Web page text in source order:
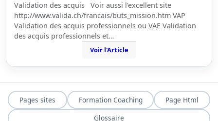
Validation des acquis Voir aussi l'excellent site
http://www.valida.ch/francais/buts_mission.htm VAP
Validation des acquis professionnels ou VAE Validation
des acquis professionnels et…
Voir l'Article
Pages sites Formation Coaching
Page Html
Glossaire